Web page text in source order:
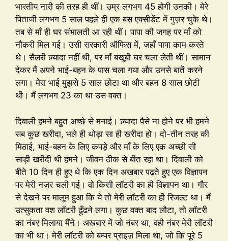
भारतीय नारी की तरह ही थीं। उम्र लगभग 45 होगी उनकी। मेरे
पिताजी लगभग 5 साल पहले ही एक बस एक्सीडेंट में गुज़र चुके थे।
तब से माँ ही घर संभालती आ रही थीं। पापा की जगह पर माँ को
नौकरी मिल गई। उसी सरकारी ऑफिस में, जहाँ पापा काम करते
थे। सैलरी ज़्यादा नहीं थी, पर माँ बखूबी घर चला लेती थीं। सामान
देकर मैं अपने भाई-बहन के पास चला गया और उनसे बातें करने
लगा। मेरा भाई मुझसे 5 साल छोटा था और बहन 8 साल छोटी
थी। मैं लगभग 23 का था उस वक्त।
दिवाली हमने बहुत अच्छे से मनाई। ज़्यादा पैसे ना होने पर भी हमने
सब कुछ खरीदा, भले ही थोड़ा सा ही खरीदा हो। दो-तीन तरह की
मिठाई, भाई-बहन के लिए कपड़े और माँ के लिए एक अच्छी सी
साड़ी खरीदी थी हमने। जीवन ठीक से बीत रहा था। दिवाली को
बीते 10 दिन ही हुए थे कि एक दिन अखबार पढ़ते हुए एक विज्ञापन
पर मेरी नज़र चली गई। वो किसी लॉटरी का ही विज्ञापन था। गौर
से देखने पर मालूम हुआ कि ये तो मेरी लॉटरी का ही रिजल्ट था। मैं
उत्सुकता वश लॉटरी ढूँढने लगा। कुछ वक्त बाद लौटा, तो लॉटरी
का नंबर मिलाया मैंने। अखबार में जो नंबर था, वही नंबर मेरी लॉटरी
का भी था। मेरी लॉटरी को बम्पर प्राइज़ मिला था, जो कि पूरे 5